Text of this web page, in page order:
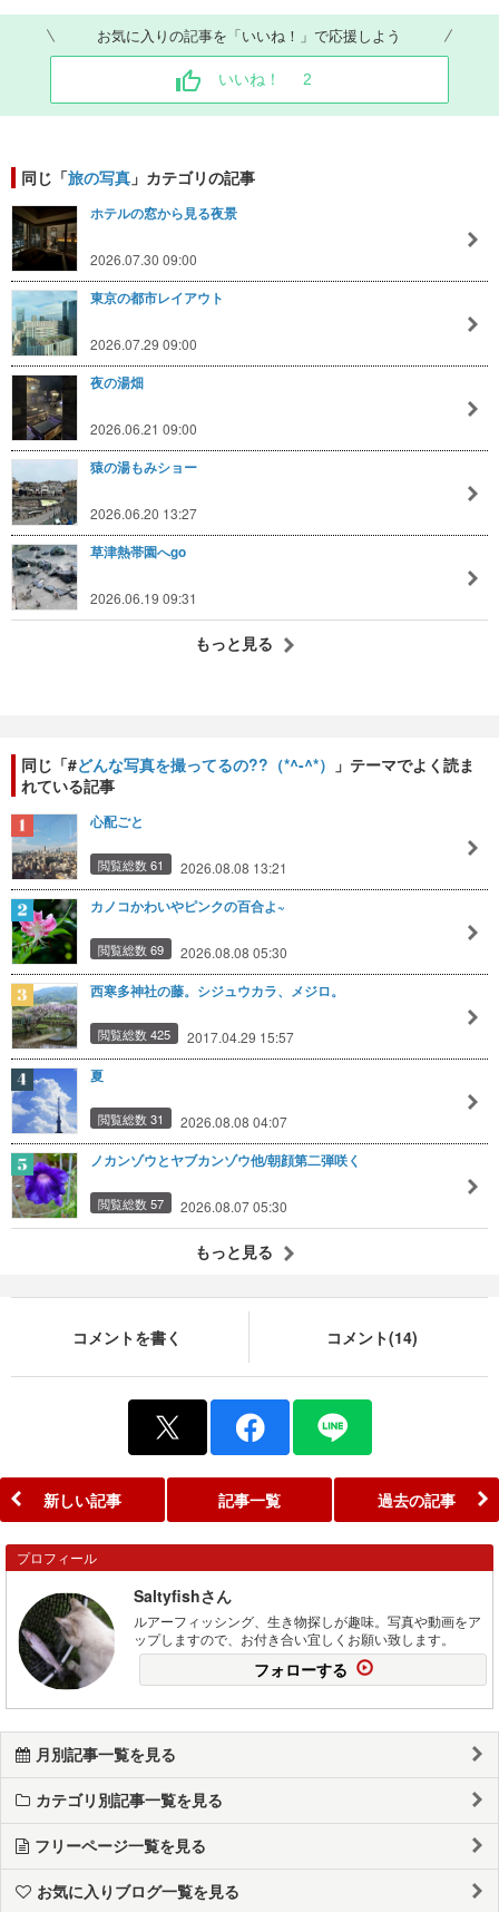
お気に入りの記事を「いいね！」で応援しよう
いいね！ 2
同じ「旅の写真 」カテゴリの記事
ホテルの窓から見る夜景
2026.07.30 09:00
東京の都市レイアウト
2026.07.29 09:00
夜の湯畑
2026.06.21 09:00
猿の湯もみショー
2026.06.20 13:27
草津熱帯園へgo
2026.06.19 09:31
もっと見る
同じ「#どんな写真を撮ってるの??（*^-^*）
」テーマでよく読ま
れている記事
心配ごと
閲覧総数 61 2026.08.08 13:21
カノコかわいやピンクの百合よ~
閲覧総数 69 2026.08.08 05:30
西寒多神社の藤。シジュウカラ、メジロ。
閲覧総数 425 2017.04.29 15:57
夏
閲覧総数 31 2026.08.08 04:07
ノカンゾウとヤブカンゾウ他/朝顔第二弾咲く
閲覧総数 57 2026.08.07 05:30
もっと見る
コメントを書く コメント(14)
新しい記事 記事一覧 過去の記事
プロフィール
Saltyfishさん
ルアーフィッシング、生き物探しが趣味。写真や動画をア
ップしますので、お付き合い宜しくお願い致します。
フォローする
月別記事一覧を見る
カテゴリ別記事一覧を見る
フリーページ一覧を見る
お気に入りブログ一覧を見る